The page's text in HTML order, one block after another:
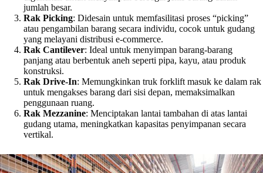
jumlah besar.
Rak Picking: Didesain untuk memfasilitasi proses “picking”
atau pengambilan barang secara individu, cocok untuk gudang
yang melayani distribusi e-commerce.
Rak Cantilever: Ideal untuk menyimpan barang-barang
panjang atau berbentuk aneh seperti pipa, kayu, atau produk
konstruksi.
Rak Drive-In: Memungkinkan truk forklift masuk ke dalam rak
untuk mengakses barang dari sisi depan, memaksimalkan
penggunaan ruang.
Rak Mezzanine: Menciptakan lantai tambahan di atas lantai
gudang utama, meningkatkan kapasitas penyimpanan secara
vertikal.